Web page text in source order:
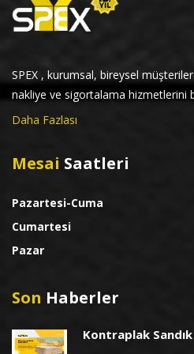
SPEX , kurumsal, bireysel
nakliye ve sigortalama hizmetlerini
Daha Fazlası
Mesai Saatleri
Pazartesi-Cuma
Cumartesi
Pazar
Son Haberler
Kontraplak